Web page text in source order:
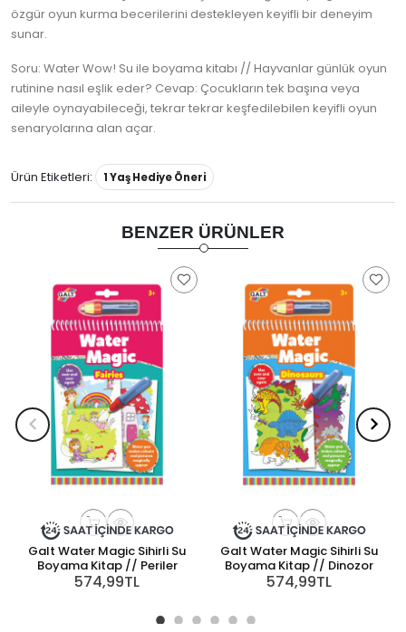
özgür oyun kurma becerilerini destekleyen keyifli bir deneyim
sunar.
Soru: Water Wow! Su ile boyama kitabı // Hayvanlar günlük oyun
rutinine nasıl eşlik eder? Cevap: Çocukların tek başına veya
aileyle oynayabileceği, tekrar tekrar keşfedilebilen keyifli oyun
senaryolarına alan açar.
Ürün Etiketleri: 1 Yaş Hediye Öneri
BENZER ÜRÜNLER
Galt Water Magic Sihirli Su
Boyama Kitap // Periler
574,99TL
Galt Water Magic Sihirli Su
Boyama Kitap // Dinozor
574,99TL